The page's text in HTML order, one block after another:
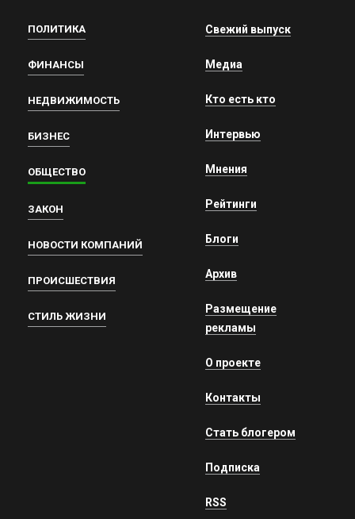
ПОЛИТИКА
ФИНАНСЫ
НЕДВИЖИМОСТЬ
БИЗНЕС
ОБЩЕСТВО
ЗАКОН
НОВОСТИ КОМПАНИЙ
ПРОИСШЕСТВИЯ
СТИЛЬ ЖИЗНИ
Свежий выпуск
Медиа
Кто есть кто
Интервью
Мнения
Рейтинги
Блоги
Архив
Размещение
рекламы
О проекте
Контакты
Стать блогером
Подписка
RSS